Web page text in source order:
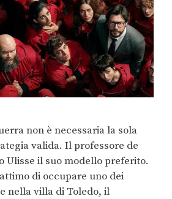
non è necessaria la sola
valida. Il professore de
Ulisse il suo modello preferito.
di occupare uno dei
nella villa di Toledo, il